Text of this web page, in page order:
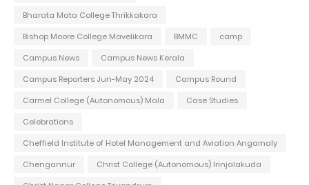
Bharata Mata College Thrikkakara
Bishop Moore College Mavelikara
BMMC
camp
Campus News
Campus News Kerala
Campus Reporters Jun-May 2024
Campus Round
Carmel College (Autonomous) Mala
Case Studies
Celebrations
Cheffield Institute of Hotel Management and Aviation Angamaly
Chengannur
Christ College (Autonomous) Irinjalakuda